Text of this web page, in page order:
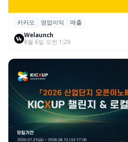
카카오, 2026년 2분기 매
이익 2770억…역대 분기 최
카카오 영업이익
매출
Welaunch
8월 6일 오전 1:29